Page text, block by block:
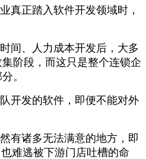
真正踏入软件开发领域时，
间、人力成本开发后，大多
阶段，而这只是整个连锁企
。
开发的软件，即便不能对外
有诸多无法满意的地方，即
难逃被下游门店吐槽的命